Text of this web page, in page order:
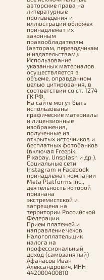
авторские права на
литературные
произведения и
иллюстрации обложек
принадлежат их
законным
правообладателям
(авторам, переводчикам
и издательствам).
Использование
указанных материалов
осуществляется в
объеме, оправданном
целью цитирования, в
соответствии со ст. 1274
ГК РФ.
На сайте могут быть
использованы
графические материалы
и лицензионные
изображения,
полученные из
открытых источников и
бесплатных фотобанков
(включая Freepik,
Pixabay, Unsplash и др.).
Социальные сети
Instagram и Facebook
принадлежат компании
Meta Platforms Inc.,
деятельность которой
признана
экстремистской и
запрещена на
территории Российской
Федерации.
Прием платежей и
направление чеков:
Налогоплательщик
налога на
профессиональный
доход (самозанятый)
Афанасов Иван
Александрович, ИНН
442000400810